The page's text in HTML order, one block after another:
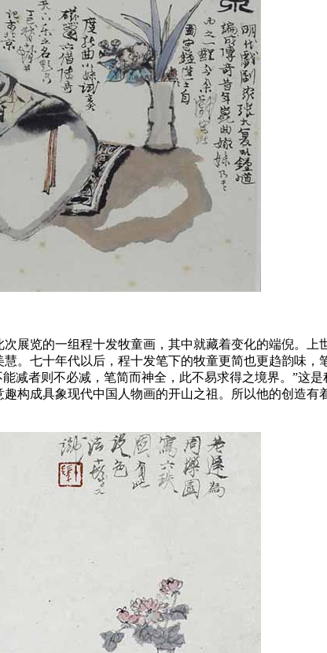
展览的一组程十发牧童画，其中就藏着变化的端倪。
。七十年代以后，程十发笔下的牧童更简也更趋韵味
减者则不必减，笔简而神全，此不易求得之境界。”这
构成具象现代中国人物画的开山之祖。所以他的创造